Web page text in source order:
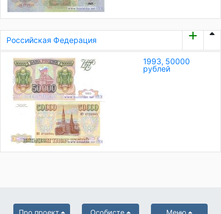
Российская Федерация
1993, 50000
рублей